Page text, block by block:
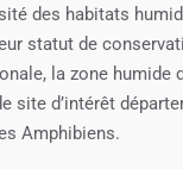
des habitats
statut de
la zone humide
site d’intérêt
Amphibiens.